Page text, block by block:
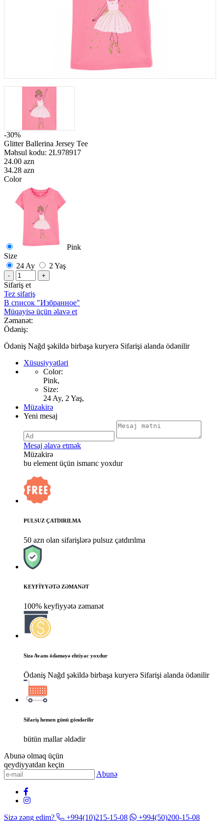
-30%
Glitter Ballerina Jersey Tee
Məhsul kodu: 2L978917
24.00 azn
34.28 azn
Color
Pink
Size
24 Ay
2 Yaş
- +
Sifariş et
Tez sifariş
В список "Избранное"
Müqayisə üçün əlavə et
Zəmanət:
Ödəniş:
Ödəniş Nağd şəkildə birbaşa kuryerə Sifarişi alanda ödənilir
Xüsusiyyətləri
Color:
Pink,
Size:
24 Ay, 2 Yaş,
Müzakirə
Yeni mesaj
Mesaj əlavə etmək
Müzakirə
bu element üçün ismarıc yoxdur
PULSUZ ÇATDIRILMA
50 azn olan sifarişlərə pulsuz çatdırılma
KEYFİYYƏTƏ ZƏMANƏT
100% keyfiyyətə zəmanət
Sizə Avans ödəməyə ehtiyac yoxdur
Ödəniş Nağd şəkildə birbaşa kuryerə Sifarişi alanda ödənilir
Sifariş hemen günü göndərilir
bütün mallar əldədir
Abunə olmaq üçün
qeydiyyatdan keçin
Abunə
Sizə zəng edim? +994(10)215-15-08 +994(50)200-15-08